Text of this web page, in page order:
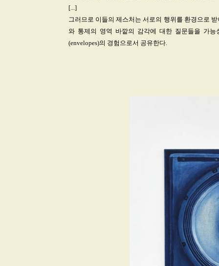
[...]
그러므로 이들의 제스처는 서로의 행위를 환경으로
와 통제의 영역 바깥의 감각에 대한 질문들을 가
(envelopes)의 경험으로서 공유한다.